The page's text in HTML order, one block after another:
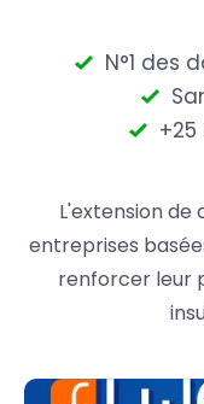
N°1 des
L'extension de
entreprises
renforcer leur